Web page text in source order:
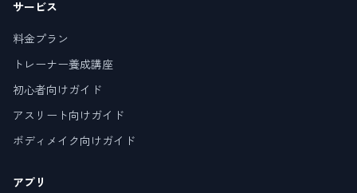
サービス
料金プラン
トレーナー養成講座
初心者向けガイド
アスリート向けガイド
ボディメイク向けガイド
アプリ